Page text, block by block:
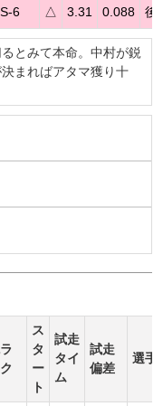
S-6 △ 3.31 0.088 後
とみて本命。中村が鋭
まればアタマ獲り十
ス
タ
ー
ト
試走
タイ
ム
試走
偏差
選手